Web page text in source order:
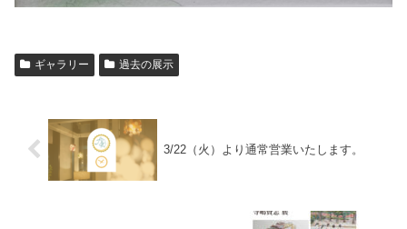
ギャラリー 過去の展示
3/22（火）より通常営業いたします。